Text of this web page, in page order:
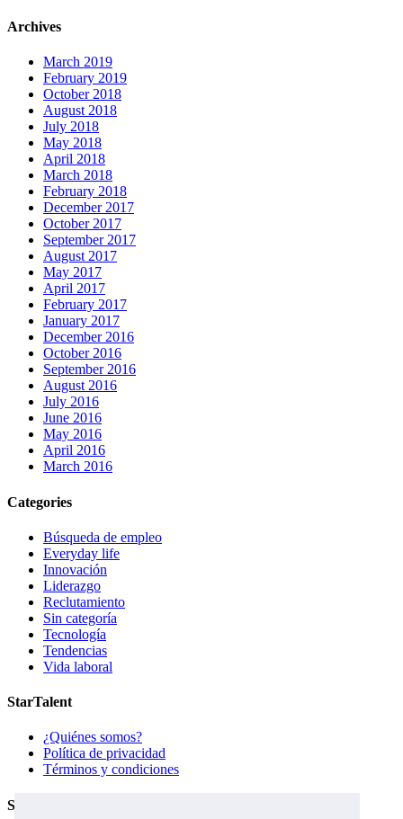
Archives
March 2019
February 2019
October 2018
August 2018
July 2018
May 2018
April 2018
March 2018
February 2018
December 2017
October 2017
September 2017
August 2017
May 2017
April 2017
February 2017
January 2017
December 2016
October 2016
September 2016
August 2016
July 2016
June 2016
May 2016
April 2016
March 2016
Categories
Búsqueda de empleo
Everyday life
Innovación
Liderazgo
Reclutamiento
Sin categoría
Tecnología
Tendencias
Vida laboral
StarTalent
¿Quiénes somos?
Política de privacidad
Términos y condiciones
Servicios